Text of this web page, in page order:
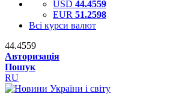
USD 44.4559
EUR 51.2598
Всі курси валют
44.4559
Авторизація
Пошук
RU